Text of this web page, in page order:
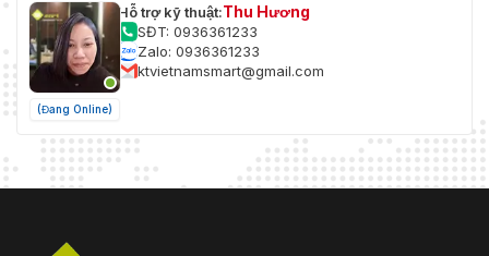
(Đang Online)
Hỗ trợ kỹ thuật:Thu Hương
SĐT: 0936361233
Zalo: 0936361233
ktvietnamsmart@gmail.com